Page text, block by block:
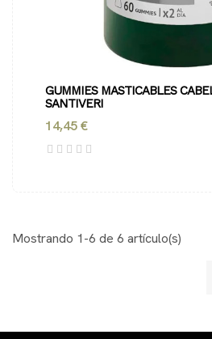
GUMMIES MASTICABLES
SANTIVERI
14,45 €
Mostrando 1-6 de 6 artículo(s)